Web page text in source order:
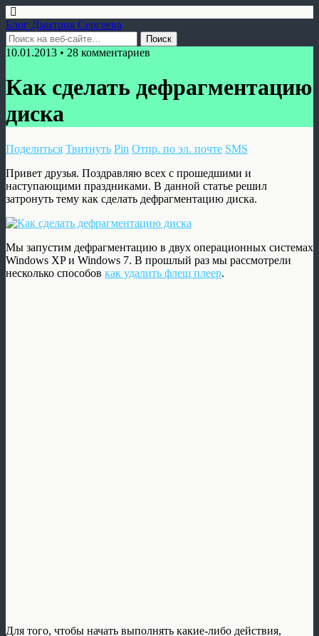
Блог Дмитрия Сергеева
10.01.2013 • 28 комментариев
Как сделать дефрагментацию
диска
Поделиться Твитнуть Pin Отпр. по эл. почте SMS
Привет друзья. Поздравляю всех с прошедшими и
наступающими праздниками. В данной статье решил
затронуть тему как сделать дефрагментацию диска.
Мы запустим дефрагментацию в двух операционных системах
Windows XP и Windows 7. В прошлый раз мы рассмотрели
несколько способов как удалить флеш плеер.
Для того, чтобы начать выполнять какие-либо действия,